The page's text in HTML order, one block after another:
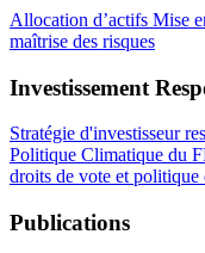
Allocation d’actifs Mise
maîtrise des risques
Investissement
Stratégie d'investisseur
Politique Climatique du
droits de vote et politique
Publications